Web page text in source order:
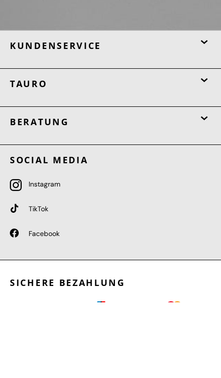
KUNDENSERVICE
TAURO
BERATUNG
SOCIAL MEDIA
Instagram
TikTok
Facebook
SICHERE BEZAHLUNG